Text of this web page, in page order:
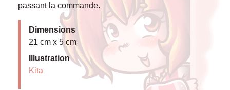
passant la commande.
Dimensions
21 cm x 5 cm
Illustration
Kita